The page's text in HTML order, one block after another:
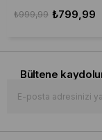
₺799,99
₺999,99
Bültene